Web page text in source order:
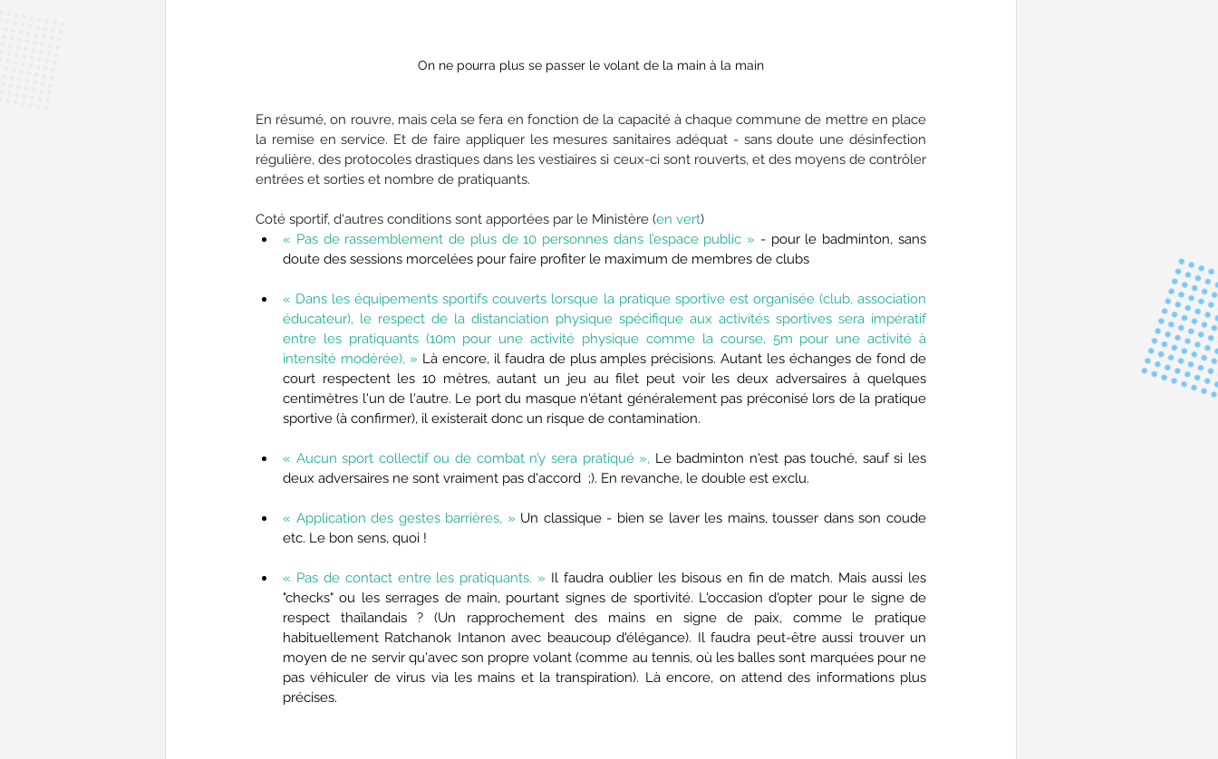
On ne pourra plus se passer le volant de la main à la main
En résumé, on rouvre, mais cela se fera en fonction de la capacité à chaque commune de mettre en place
la remise en service. Et de faire appliquer les mesures sanitaires adéquat - sans doute une désinfection
régulière, des protocoles drastiques dans les vestiaires si ceux-ci sont rouverts, et des moyens de contrôler
entrées et sorties et nombre de pratiquants.
Coté sportif, d'autres conditions sont apportées par le Ministère (en vert)
« Pas de rassemblement de plus de 10 personnes dans l’espace public » - pour le badminton, sans
doute des sessions morcelées pour faire profiter le maximum de membres de clubs
« Dans les équipements sportifs couverts lorsque la pratique sportive est organisée (club, association
éducateur), le respect de la distanciation physique spécifique aux activités sportives sera impératif
entre les pratiquants (10m pour une activité physique comme la course, 5m pour une activité à
intensité modérée), » Là encore, il faudra de plus amples précisions. Autant les échanges de fond de
court respectent les 10 mètres, autant un jeu au filet peut voir les deux adversaires à quelques
centimètres l'un de l'autre. Le port du masque n'étant généralement pas préconisé lors de la pratique
sportive (à confirmer), il existerait donc un risque de contamination.
« Aucun sport collectif ou de combat n’y sera pratiqué », Le badminton n'est pas touché, sauf si les
deux adversaires ne sont vraiment pas d'accord  ;). En revanche, le double est exclu.
« Application des gestes barrières, » Un classique - bien se laver les mains, tousser dans son coude
etc. Le bon sens, quoi !
« Pas de contact entre les pratiquants. » Il faudra oublier les bisous en fin de match. Mais aussi les
"checks" ou les serrages de main, pourtant signes de sportivité. L'occasion d'opter pour le signe de
respect thaïlandais ? (Un rapprochement des mains en signe de paix, comme le pratique
habituellement Ratchanok Intanon avec beaucoup d'élégance). Il faudra peut-être aussi trouver un
moyen de ne servir qu'avec son propre volant (comme au tennis, où les balles sont marquées pour ne
pas véhiculer de virus via les mains et la transpiration). Là encore, on attend des informations plus
précises.